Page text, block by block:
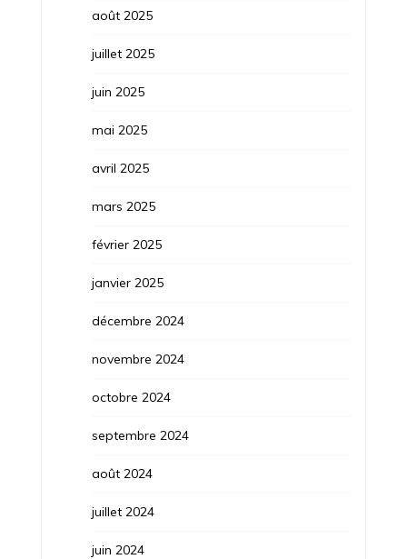
août 2025
juillet 2025
juin 2025
mai 2025
avril 2025
mars 2025
février 2025
janvier 2025
décembre 2024
novembre 2024
octobre 2024
septembre 2024
août 2024
juillet 2024
juin 2024